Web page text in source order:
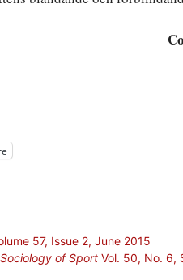
57, Issue 2, June 2015
of Sport Vol. 50, No. 6,